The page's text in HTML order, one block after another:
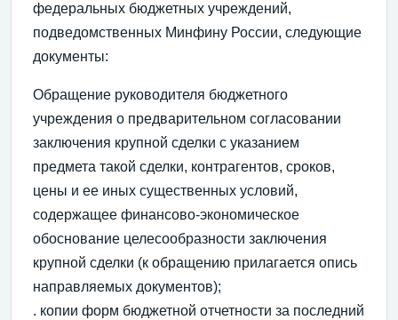
федеральных бюджетных учреждений,
подведомственных Минфину России, следующие
документы:
Обращение руководителя бюджетного
учреждения о предварительном согласовании
заключения крупной сделки с указанием
предмета такой сделки, контрагентов, сроков,
цены и ее иных существенных условий,
содержащее финансово-экономическое
обоснование целесообразности заключения
крупной сделки (к обращению прилагается опись
направляемых документов);
. копии форм бюджетной отчетности за последний